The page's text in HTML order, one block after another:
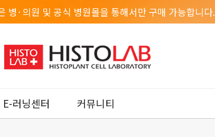
병·의원 및 공식 병원몰을 통해서만 구매 가능합니다.
E-러닝센터 커뮤니티